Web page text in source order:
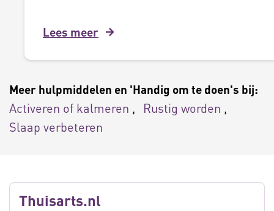
Lees meer
Meer hulpmiddelen en 'Handig om te doen's bij:
Activeren of kalmeren
Rustig worden
Slaap verbeteren
Thuisarts.nl